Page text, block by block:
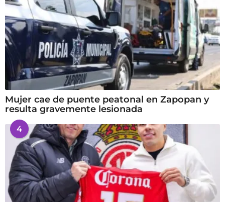
Mujer cae de puente peatonal en Zapopan y
resulta gravemente lesionada
4